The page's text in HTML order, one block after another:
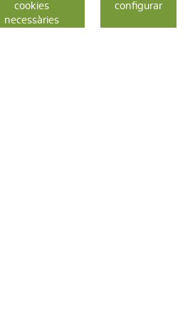
cookies
necessàries
configurar